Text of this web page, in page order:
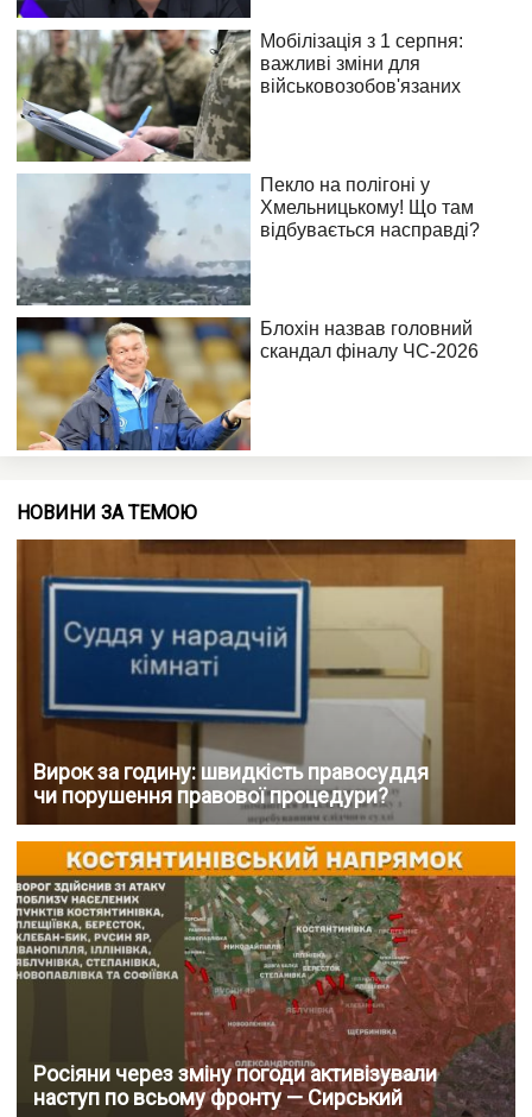
НОВИНИ ЗА ТЕМОЮ
Вирок за годину: швидкість правосуддя
чи порушення правової процедури?
Росіяни через зміну погоди активізували
наступ по всьому фронту — Сирський